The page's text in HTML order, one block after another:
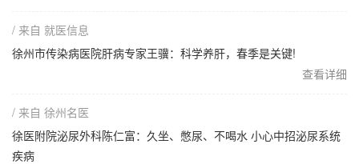
/ 来自 就医信息
徐州市传染病医院肝病专家王骥：科学养肝，春季是关键!
查看详细
/ 来自 徐州名医
徐医附院泌尿外科陈仁富：久坐、憋尿、不喝水 小心中招泌尿系统
疾病